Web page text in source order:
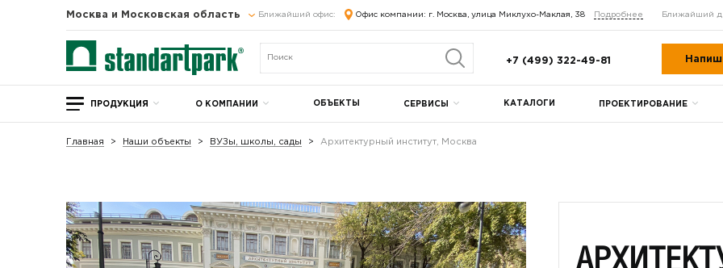
Москва и Московская область Ближайший офис: Офис компании: г. Москва, улица Миклухо-Маклая, 38 Подробнее Ближайший
+7 (499) 322-49-81
ПРОДУКЦИЯ О КОМПАНИИ ОБЪЕКТЫ СЕРВИСЫ КАТАЛОГИ ПРОЕКТИРОВАНИЕ
Главная Наши объекты ВУЗы, школы, сады Архитектурный институт, Москва